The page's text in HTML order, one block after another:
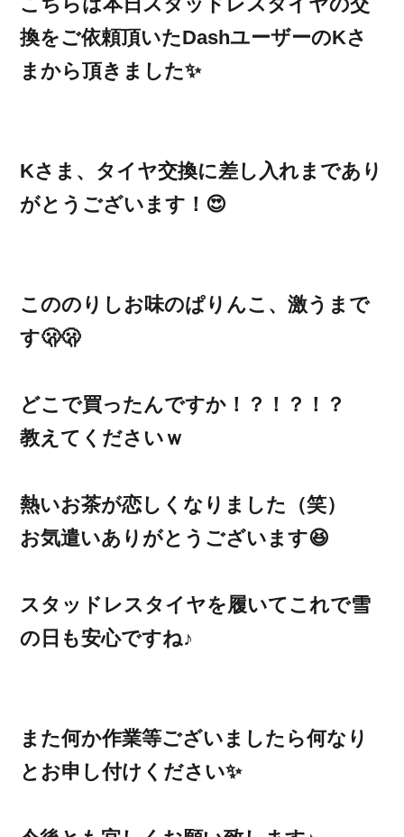
換をご依頼頂いたDashユーザーのKさ
まから頂きました✨
Kさま、タイヤ交換に差し入れまであり
がとうございます！😍
こののりしお味のぱりんこ、激うまで
す🫢🫢
どこで買ったんですか！？！？！？
教えてくださいｗ
熱いお茶が恋しくなりました（笑）
お気遣いありがとうございます😆
スタッドレスタイヤを履いてこれで雪
の日も安心ですね♪
また何か作業等ございましたら何なり
とお申し付けください✨